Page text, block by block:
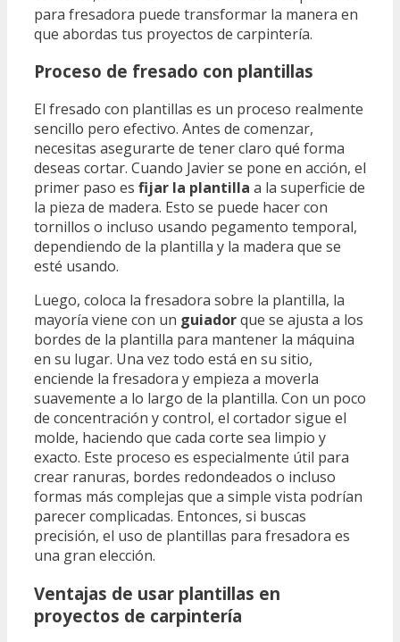
para fresadora puede transformar la manera en
que abordas tus proyectos de carpintería.
Proceso de fresado con plantillas
El fresado con plantillas es un proceso realmente
sencillo pero efectivo. Antes de comenzar,
necesitas asegurarte de tener claro qué forma
deseas cortar. Cuando Javier se pone en acción, el
primer paso es fijar la plantilla a la superficie de
la pieza de madera. Esto se puede hacer con
tornillos o incluso usando pegamento temporal,
dependiendo de la plantilla y la madera que se
esté usando.
Luego, coloca la fresadora sobre la plantilla, la
mayoría viene con un guiadorque se ajusta a los
bordes de la plantilla para mantener la máquina
en su lugar. Una vez todo está en su sitio,
enciende la fresadora y empieza a moverla
suavemente a lo largo de la plantilla. Con un poco
de concentración y control, el cortador sigue el
molde, haciendo que cada corte sea limpio y
exacto. Este proceso es especialmente útil para
crear ranuras, bordes redondeados o incluso
formas más complejas que a simple vista podrían
parecer complicadas. Entonces, si buscas
precisión, el uso de plantillas para fresadora es
una gran elección.
Ventajas de usar plantillas en
proyectos de carpintería